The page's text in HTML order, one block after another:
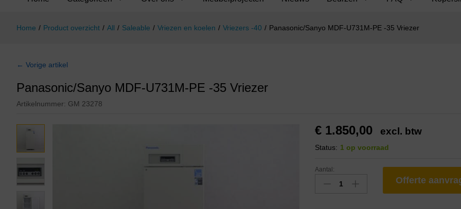
Home / Product overzicht / All / Saleable / Vriezen en koelen / Vriezers -40 / Panasonic/Sanyo MDF-U731M-PE -35 Vriezer
← Vorige artikel
Panasonic/Sanyo MDF-U731M-PE -35 Vriezer
Artikelnummer: GM 23278
€ 1.850,00 excl. btw
Status: 1 op voorraad
Aantal:
Offerte